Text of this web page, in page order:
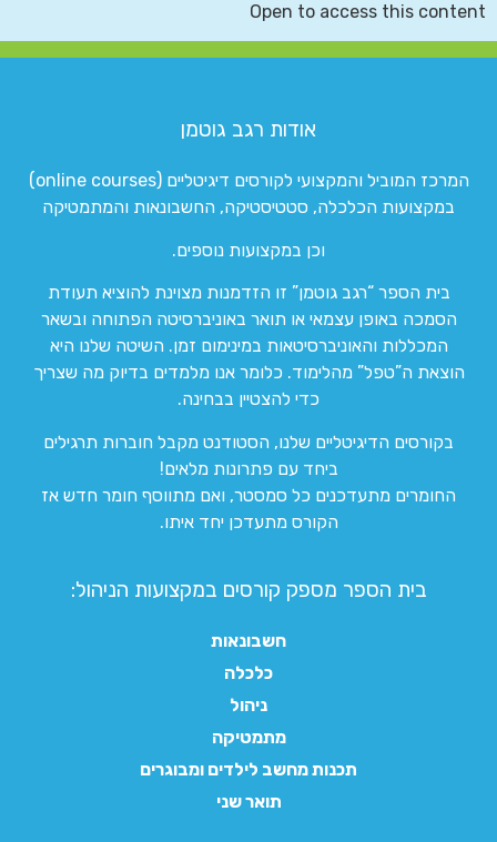
Open to access this content
אודות רגב גוטמן
המרכז המוביל והמקצועי לקורסים דיגיטליים (online courses)
במקצועות הכלכלה, סטטיסטיקה, החשבונאות והמתמטיקה
וכן במקצועות נוספים.
בית הספר “רגב גוטמן” זו הזדמנות מצוינת להוציא תעודת
הסמכה באופן עצמאי או תואר באוניברסיטה הפתוחה ובשאר
המכללות והאוניברסיטאות במינימום זמן. השיטה שלנו היא
הוצאת ה”טפל” מהלימוד. כלומר אנו מלמדים בדיוק מה שצריך
כדי להצטיין בבחינה.
בקורסים הדיגיטליים שלנו, הסטודנט מקבל חוברות תרגילים
ביחד עם פתרונות מלאים!
החומרים מתעדכנים כל סמסטר, ואם מתווסף חומר חדש אז
הקורס מתעדכן יחד איתו.
בית הספר מספק קורסים במקצועות הניהול:
חשבונאות
כלכלה
ניהול
מתמטיקה
תכנות מחשב לילדים ומבוגרים
תואר שני